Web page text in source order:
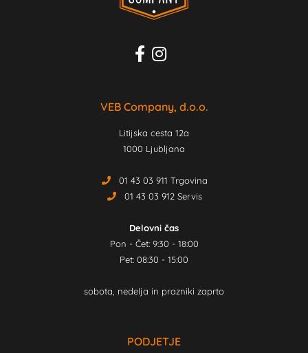
VEB Company, d.o.o.
Litijska cesta 12a
1000 Ljubljana
01 43 03 911 Trgovina
01 43 03 912 Servis
Delovni čas
Pon - Čet: 9:30 - 18:00
Pet: 08:30 - 15:00
sobota, nedelja in prazniki zaprto
PODJETJE